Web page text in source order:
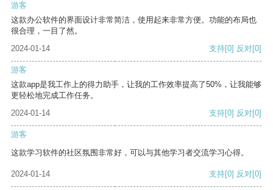
游客
这款办公软件的界面设计非常简洁，使用起来非常方便。功能的布局也
很合理，一目了然。
2024-01-14
支持[0] 反对[0]
游客
这款app是我工作上的得力助手，让我的工作效率提高了50%，让我能够
更轻松地完成工作任务。
2024-01-14
支持[0] 反对[0]
游客
这款学习软件的社区氛围非常好，可以与其他学习者交流学习心得。
2024-01-14 支持[0] 反对[0]